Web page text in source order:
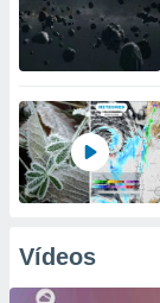
Vídeos